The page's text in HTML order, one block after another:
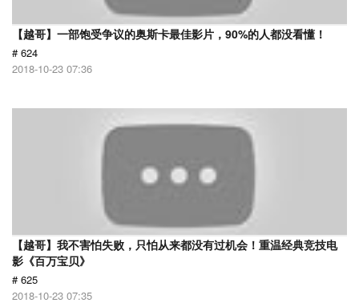
【越哥】一部饱受争议的奥斯卡最佳影片，90%的人都没看懂！
# 624
2018-10-23 07:36
【越哥】我不害怕失败，只怕从来都没有过机会！重温经典竞技电
影《百万宝贝》
# 625
2018-10-23 07:35